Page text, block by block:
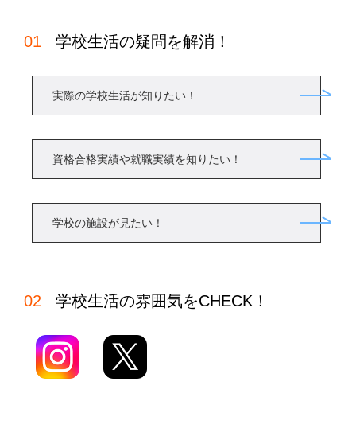
学校生活の疑問を解消！
実際の学校生活が知りたい！
資格合格実績や就職実績を知りたい！
学校の施設が見たい！
学校生活の雰囲気をCHECK！